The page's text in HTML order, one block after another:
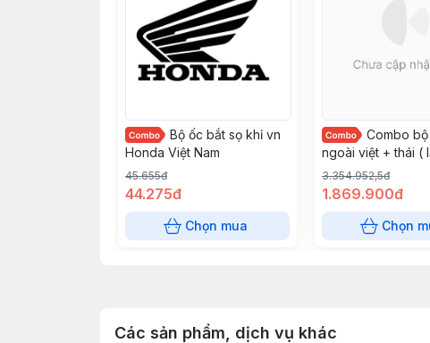
Bộ ốc bắt sọ khỉ vn
Honda Việt Nam
45.655đ
44.275đ
Chọn mua
Combo
ngoài việt + thái (
thái ) ( có ốc số 10
Việt Nam
3.354.952,5đ
1.869.900đ
Chọn
Các sản phẩm, dịch vụ khác